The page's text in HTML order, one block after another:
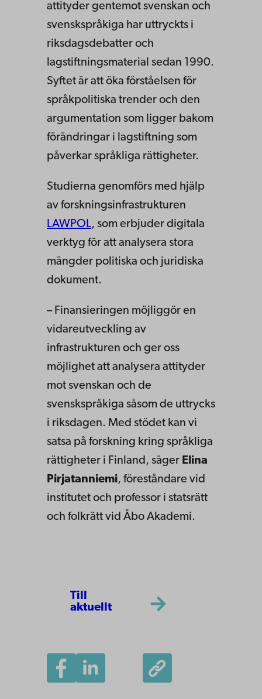
attityder gentemot svenskan och
svenskspråkiga har uttryckts i
riksdagsdebatter och
lagstiftningsmaterial sedan 1990.
Syftet är att öka förståelsen för
språkpolitiska trender och den
argumentation som ligger bakom
förändringar i lagstiftning som
påverkar språkliga rättigheter.
Studierna genomförs med hjälp
av forskningsinfrastrukturen
LAWPOL, som erbjuder digitala
verktyg för att analysera stora
mängder politiska och juridiska
dokument.
– Finansieringen möjliggör en
vidareutveckling av
infrastrukturen och ger oss
möjlighet att analysera attityder
mot svenskan och de
svenskspråkiga såsom de uttrycks
i riksdagen. Med stödet kan vi
satsa på forskning kring språkliga
rättigheter i Finland, säger Elina
Pirjatanniemi, föreståndare vid
institutet och professor i statsrätt
och folkrätt vid Åbo Akademi.
Till
aktuellt